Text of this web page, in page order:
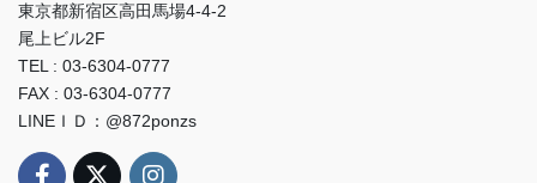
東京都新宿区高田馬場4-4-2
尾上ビル2F
TEL : 03-6304-0777
FAX : 03-6304-0777
LINEＩＤ：@872ponzs